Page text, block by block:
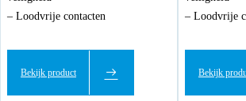
– Loodvrije contacten
Bekijk product
– Loodvrije
Bekijk